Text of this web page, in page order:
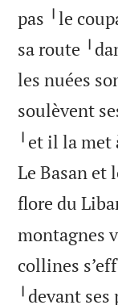
pas ╵le
sa route
les nuées
soulèvent
╵et il la met
Le Basan et
flore du
montagnes
collines
╵devant